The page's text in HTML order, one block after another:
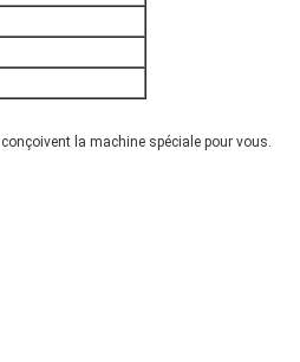
la machine spéciale pour vous.